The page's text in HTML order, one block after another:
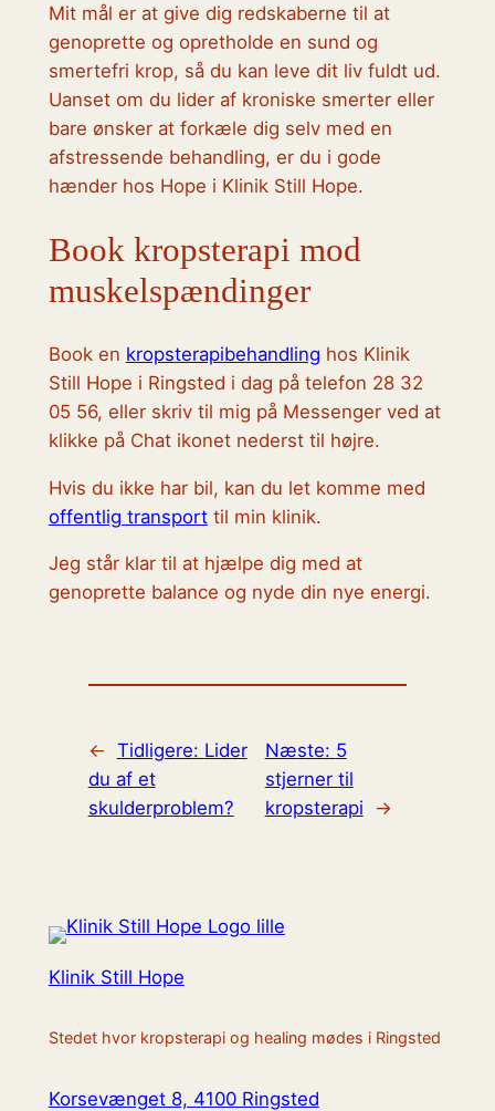
Mit mål er at give dig redskaberne til at
genoprette og opretholde en sund og
smertefri krop, så du kan leve dit liv fuldt ud.
Uanset om du lider af kroniske smerter eller
bare ønsker at forkæle dig selv med en
afstressende behandling, er du i gode
hænder hos Hope i Klinik Still Hope.
Book kropsterapi mod
muskelspændinger
Book en kropsterapibehandling hos Klinik
Still Hope i Ringsted i dag på telefon 28 32
05 56, eller skriv til mig på Messenger ved at
klikke på Chat ikonet nederst til højre.
Hvis du ikke har bil, kan du let komme med
offentlig transporttil min klinik.
Jeg står klar til at hjælpe dig med at
genoprette balance og nyde din nye energi.
← Tidligere: Lider
du af et
skulderproblem?
Næste: 5
stjerner til
kropsterapi
→
Klinik Still Hope
Stedet hvor kropsterapi og healing mødes i Ringsted
Korsevænget 8, 4100 Ringsted